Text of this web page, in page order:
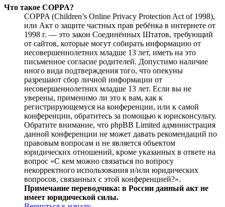
Что такое COPPA?
COPPA (Children’s Online Privacy Protection Act of 1998),
или Акт о защите частных прав ребёнка в интернете от
1998 г. — это закон Соединённых Штатов, требующий
от сайтов, которые могут собирать информацию от
несовершеннолетних младше 13 лет, иметь на это
письменное согласие родителей. Допустимо наличие
иного вида подтверждения того, что опекуны
разрешают сбор личной информации от
несовершеннолетних младше 13 лет. Если вы не
уверены, применимо ли это к вам, как к
регистрирующемуся на конференции, или к самой
конференции, обратитесь за помощью к юрисконсульту.
Обратите внимание, что phpBB Limited администрация
данной конференции не может давать рекомендаций по
правовым вопросам и не является объектом
юридических отношений, кроме указанных в ответе на
вопрос «С кем можно связаться по вопросу
некорректного использования и/или юридических
вопросов, связанных с этой конференцией?».
Примечание переводчика: в России данный акт не
имеет юридической силы.